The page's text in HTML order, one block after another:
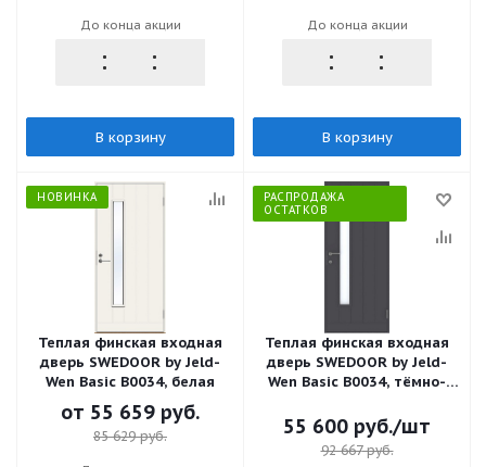
До конца акции
В корзину
До конца акции
В корзину
НОВИНКА
Теплая финская входная
дверь SWEDOOR by Jeld-
Wen Basic B0034, белая
от 55 659 руб.
85 629 руб.
РАСПРОДАЖА
ОСТАТКОВ
Теплая финская входная
дверь SWEDOOR by Jeld-
Wen Basic B0034, тёмно-
LC102
55 600 руб./шт
92 667руб.